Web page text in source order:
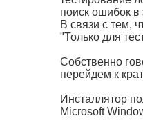
поиск ошибок в
В связи с тем,
"Только для
Собственно
перейдем к
Инсталлятор
Microsoft